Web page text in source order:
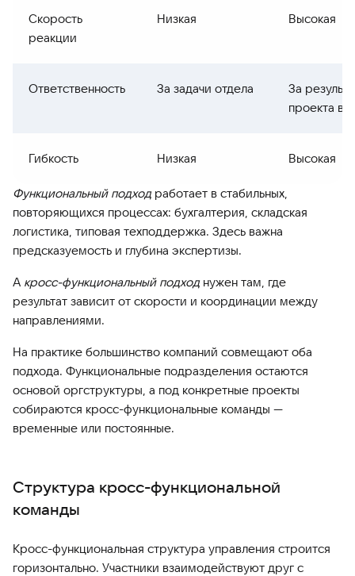
Скорость
реакции
Низкая Высокая
Ответственность За задачи отдела
За
проекта в
Гибкость Низкая Высокая
Функциональный подходработает в стабильных,
повторяющихся процессах: бухгалтерия, складская
логистика, типовая техподдержка. Здесь важна
предсказуемость и глубина экспертизы.
А кросс-функциональный подходнужен там, где
результат зависит от скорости и координации между
направлениями.
На практике большинство компаний совмещают оба
подхода. Функциональные подразделения остаются
основой оргструктуры, а под конкретные проекты
собираются кросс-функциональные команды —
временные или постоянные.
Структура кросс-функциональной
команды
Кросс-функциональная структура управления строится
горизонтально. Участники взаимодействуют друг с